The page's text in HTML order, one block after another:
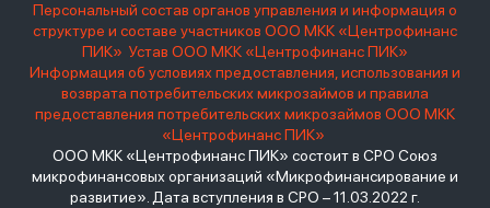
Персональный состав органов управления и информация о
структуре и составе участников ООО МКК «Центрофинанс
ПИК» Устав ООО МКК «Центрофинанс ПИК»
Информация об условиях предоставления, использования и
возврата потребительских микрозаймов и правила
предоставления потребительских микрозаймов ООО МКК
«Центрофинанс ПИК»
ООО МКК «Центрофинанс ПИК» состоит в СРО Союз
микрофинансовых организаций «Микрофинансирование и
развитие». Дата вступления в СРО – 11.03.2022 г.